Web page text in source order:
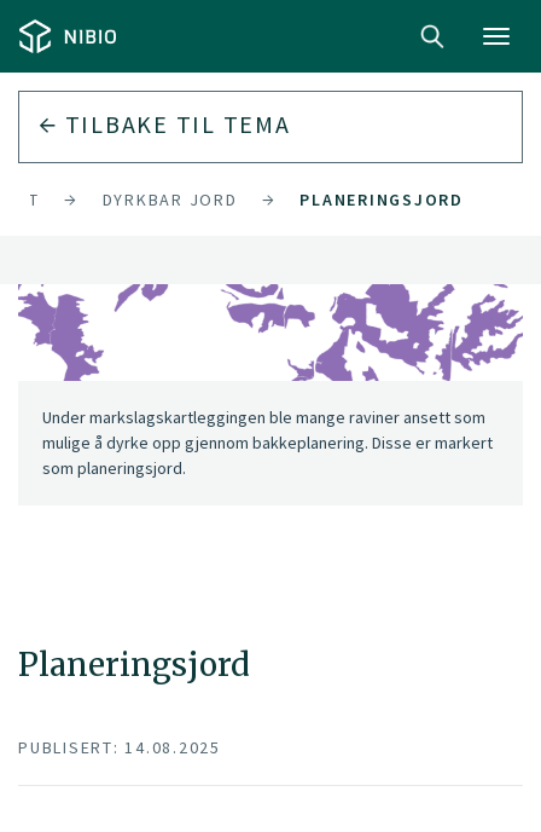
TILBAKE TIL TEMA
DYRKBAR JORD PLANERINGSJORD
Planeringsjord
Under markslagskartleggingen ble mange raviner ansett som
mulige å dyrke opp gjennom bakkeplanering. Disse er markert
som planeringsjord.
PUBLISERT: 14.08.2025